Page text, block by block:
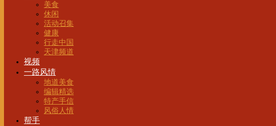
美食
休闲
活动召集
健康
行走中国
天津频道
视频
一路风情
地道美食
编辑精选
特产手信
风俗人情
帮手